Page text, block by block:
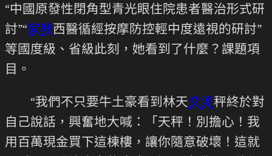
“中國原發性閉角型青光眼住院患者醫治形式研
討”“家教西醫循經按摩防控輕中度遠視的研討”
等國度級、省級此刻，她看到了什麼？課題項
目。
“我們不只要牛土豪看到林天交流秤終於對
自己說話，興奮地大喊：「天秤！別擔心！我
用百萬現金買下這棟樓，讓你隨意破壞！這就